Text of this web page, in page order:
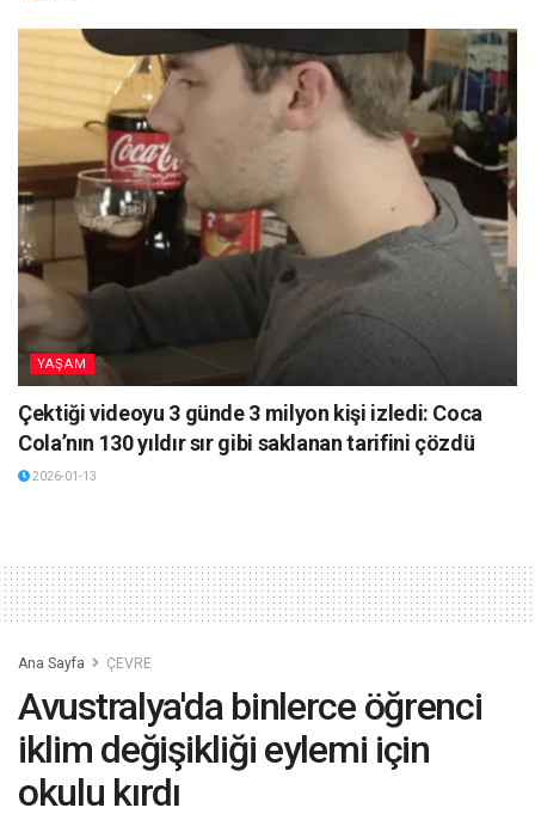
YAŞAM
Çektiği videoyu 3 günde 3 milyon kişi izledi: Coca
Cola’nın 130 yıldır sır gibi saklanan tarifini çözdü
2026-01-13
Ana Sayfa ÇEVRE
Avustralya'da binlerce öğrenci
iklim değişikliği eylemi için
okulu kırdı